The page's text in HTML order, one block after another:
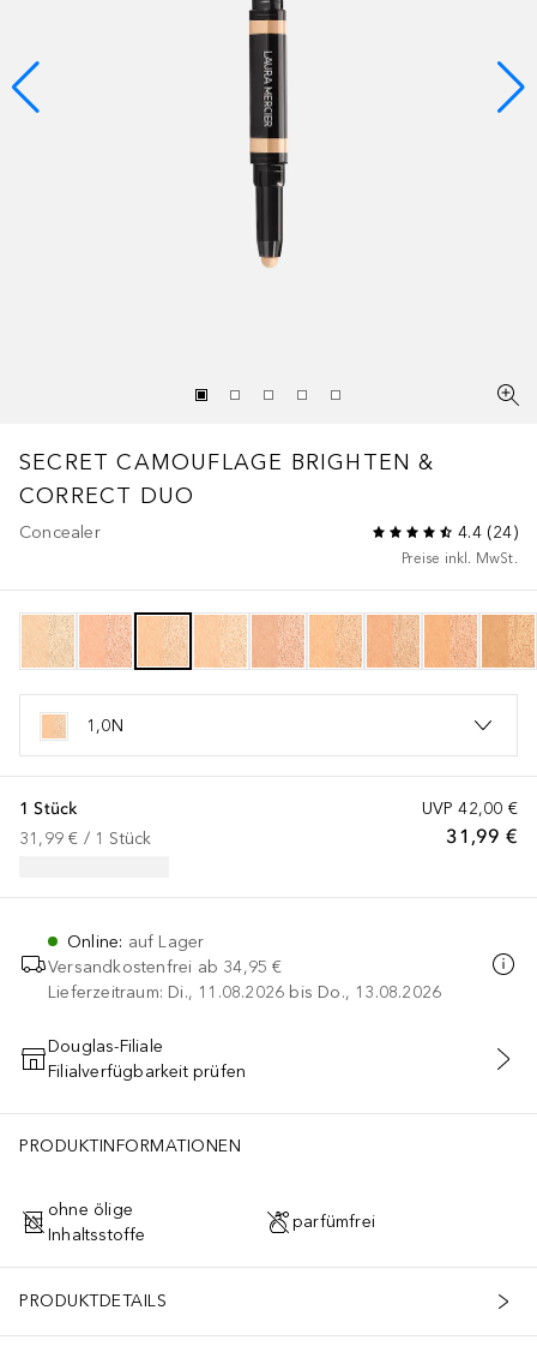
SECRET CAMOUFLAGE BRIGHTEN &
CORRECT DUO
Concealer 4.4(24)
Preise inkl. MwSt.
1,0N
UVP 42,00 €
31,99 €
1 Stück
31,99 € / 1 Stück
Online: auf Lager
Versandkostenfrei ab 34,95 €
Lieferzeitraum: Di., 11.08.2026 bis Do., 13.08.2026
IN DEN WARENKORB
Douglas-Filiale
Filialverfügbarkeit prüfen
PRODUKTINFORMATIONEN
ohne ölige
Inhaltsstoffe
parfümfrei
PRODUKTDETAILS